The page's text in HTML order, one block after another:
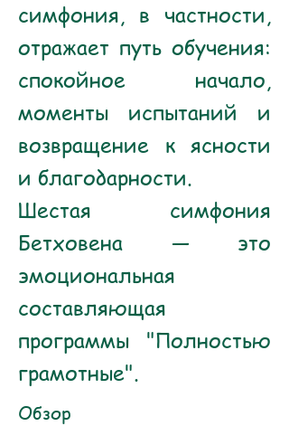
симфония, в частности,
отражает путь обучения:
спокойное начало,
моменты испытаний и
возвращение к ясности
и благодарности.
Шестая симфония
Бетховена — это
эмоциональная
составляющая
программы "Полностью
грамотные".
Обзор